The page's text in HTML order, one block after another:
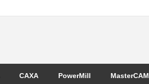
CAXA PowerMill MasterCAM